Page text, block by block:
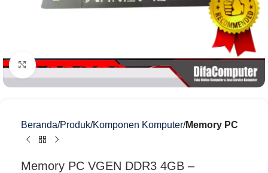
Klik untuk memperbesar
Beranda Produk Komponen Komputer Memory PC
Memory PC VGEN DDR3 4GB –